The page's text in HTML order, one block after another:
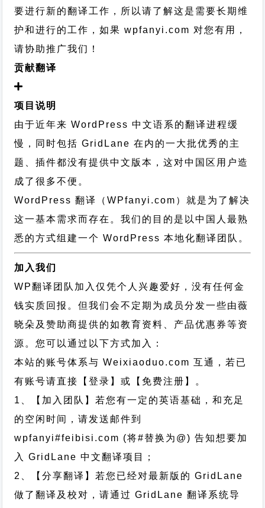
要进行新的翻译工作，所以请了解这是需要长期维
护和进行的工作，如果 wpfanyi.com 对您有用，
请协助推广我们！
贡献翻译
项目说明
由于近年来 WordPress 中文语系的翻译进程缓
慢，同时包括 GridLane 在内的一大批优秀的主
题、插件都没有提供中文版本，这对中国区用户造
成了很多不便。
WordPress 翻译（WPfanyi.com） 就是为了解决
这一基本需求而存在。我们的目的是以中国人最熟
悉的方式组建一个 WordPress 本地化翻译团队。
加入我们
WP翻译团队加入仅凭个人兴趣爱好，没有任何金
钱实质回报。但我们会不定期为成员分发一些由薇
晓朵及赞助商提供的如教育资料、产品优惠券等资
源。您可以通过以下方式加入：
本站的账号体系与Weixiaoduo.com 互通，若已
有账号请直接【登录】或【免费注册】。
1、【加入团队】若您有一定的英语基础，和充足
的空闲时间，请发送邮件到
wpfanyi#feibisi.com (将#替换为@) 告知想要加
入 GridLane 中文翻译项目；
2、【分享翻译】若您已经对最新版的 GridLane
做了翻译及校对，请通过 GridLane 翻译系统导